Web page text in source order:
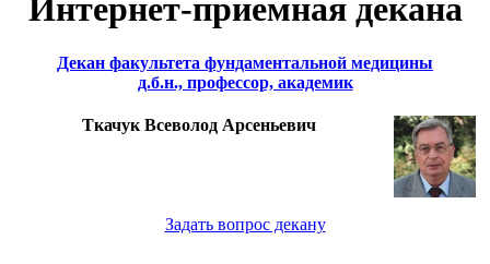
Интернет-приемная декана
Декан факультета фундаментальной медицины
д.б.н., профессор, академик
Ткачук Всеволод Арсеньевич
Задать вопрос декану